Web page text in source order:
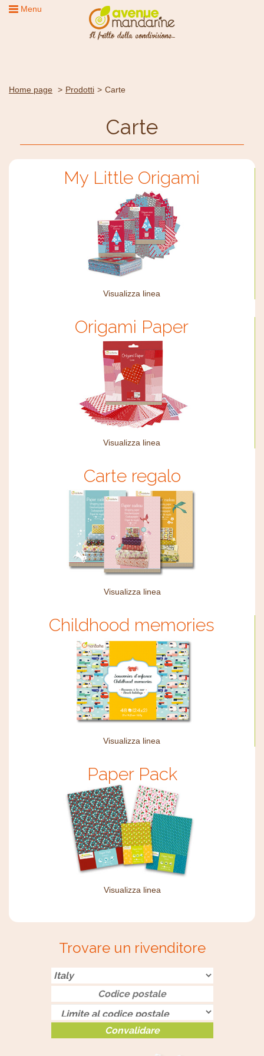
Menu
Home page Prodotti Carte
Carte
My Little Origami
Visualizza linea
Origami Paper
Visualizza linea
Carte regalo
Visualizza linea
Childhood memories
Visualizza linea
Paper Pack
Visualizza linea
Trovare un rivenditore
Convalidare